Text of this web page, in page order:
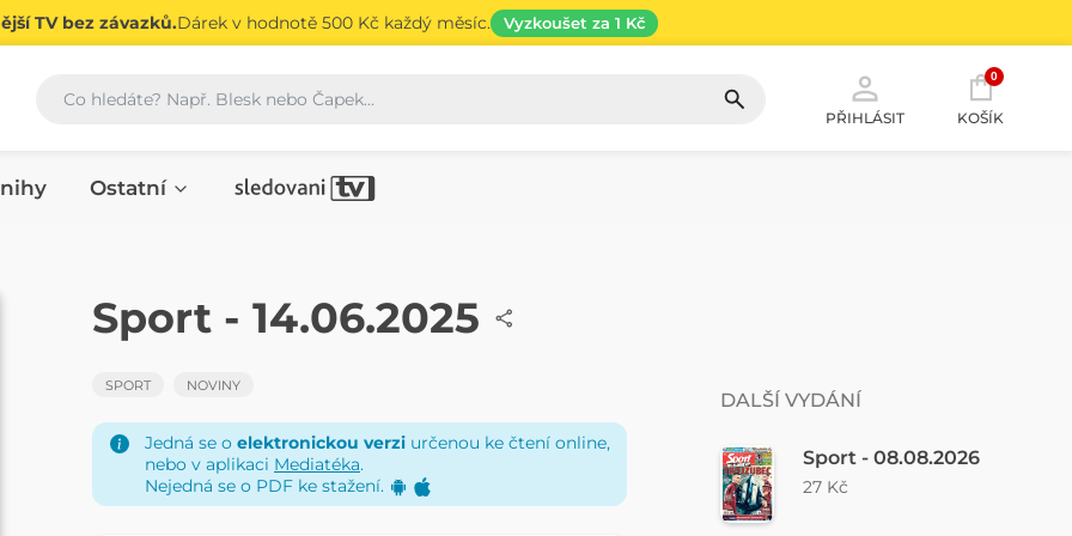
TV bez závazků.Dárek v hodnotě 500 Kč každý měsíc. Vyzkoušet za 1 Kč
Vyhledávání
PŘIHLÁSIT
0
KOŠÍK
Ostatní
NOVINY
Sport - 14.06.2025
SPORT NOVINY
Jedná se o elektronickou verzi určenou ke čtení online,
nebo v aplikaci Mediatéka.
Nejedná se o PDF ke stažení.
DALŠÍ VYDÁNÍ
Sport - 08.08.2026
27 Kč